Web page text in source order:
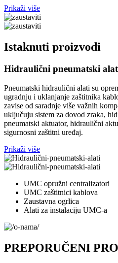
Prikaži više
Istaknuti proizvodi
Hidraulični pneumatski
Pneumatski hidraulični alati su
ugradnju i uklanjanje zaštitnika
zavise od saradnje više važnih
uključuju sistem za dovod zraka,
pneumatski aktuator, hidraulični
sigurnosni zaštitni uređaj.
Prikaži više
UMC opružni centralizatori
UMC zaštitnici kablova
Zaustavna ogrlica
Alati za instalaciju UMC-a
PREPORUČENI